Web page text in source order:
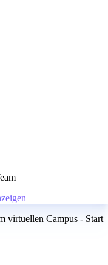
virtuellen Campus - Start